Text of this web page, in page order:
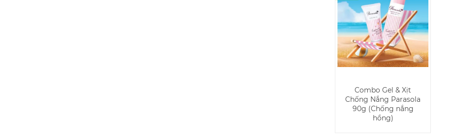
Combo Gel & Xịt
Chống Nắng Parasola
90g (Chống nắng
hồng)